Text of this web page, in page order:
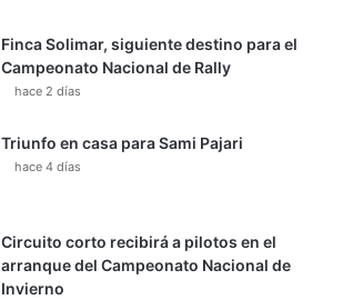
Finca Solimar, siguiente destino para el
Campeonato Nacional de Rally
hace 2 días
Triunfo en casa para Sami Pajari
hace 4 días
Circuito corto recibirá a pilotos en el
arranque del Campeonato Nacional de
Invierno